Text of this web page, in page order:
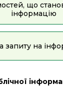
що
інформацію
запиту на